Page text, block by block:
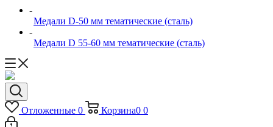
-
Медали D-50 мм тематические (сталь)
-
Медали D 55-60 мм тематические (сталь)
Отложенные 0 Корзина0 0